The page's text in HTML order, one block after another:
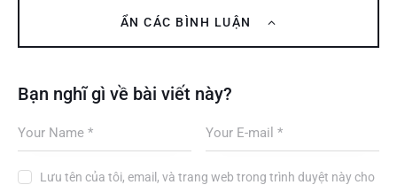
ẨN CÁC BÌNH LUẬN
Bạn nghĩ gì về bài viết này?
Lưu tên của tôi, email, và trang web trong trình duyệt này cho